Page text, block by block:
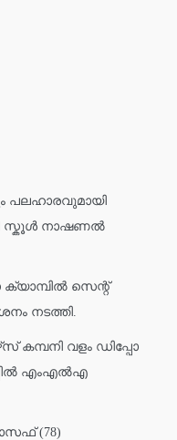
പലഹാരവുമായി
സ്കൂൾ നാഷണൽ
ക്യാമ്പിൽ സെന്റ്
നടത്തി.
കമ്പനി വളം ഡിപ്പോ
എംഎൽഎ
(78)